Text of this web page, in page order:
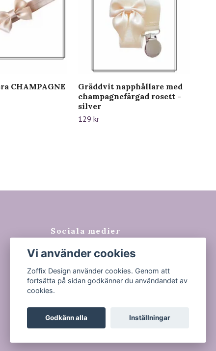
CHAMPAGNE
Gräddvit napphållare med
champagnefärgad rosett -
silver
129 kr
Sociala medier
Facebook
Instagram
Tiktok
Vi använder cookies
Zoffix Design använder cookies. Genom att
fortsätta på sidan godkänner du användandet av
cookies.
Godkänn alla Inställningar